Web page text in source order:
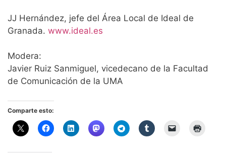
JJ Hernández, jefe del Área Local de Ideal de
Granada. www.ideal.es
Modera:
Javier Ruiz Sanmiguel, vicedecano de la Facultad
de Comunicación de la UMA
Comparte esto: